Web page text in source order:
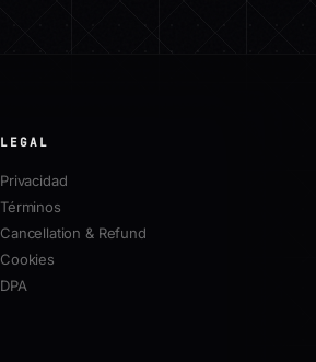
LEGAL
Privacidad
Términos
Cancellation & Refund
Cookies
DPA